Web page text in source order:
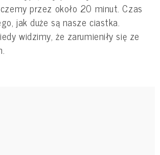
przez około 20 minut. Czas
jak duże są nasze ciastka.
widzimy, że zarumieniły się ze